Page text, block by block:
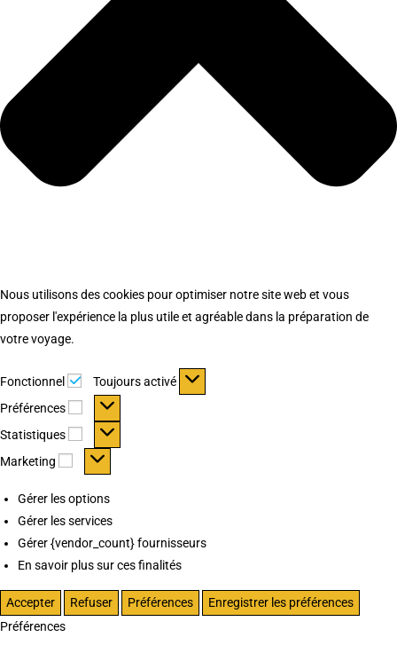
Nous utilisons des cookies pour optimiser notre site web et vous
proposer l'expérience la plus utile et agréable dans la préparation de
votre voyage.
Fonctionnel Fonctionnel
Toujours activé
Préférences
Préférences
Statistiques Statistiques
Marketing Marketing
Gérer les options
Gérer les services
Gérer {vendor_count} fournisseurs
En savoir plus sur ces finalités
Accepter Refuser Préférences
Enregistrer les préférences
Préférences